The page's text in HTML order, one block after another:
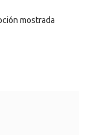
mostrada